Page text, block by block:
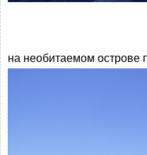
на необитаемом острове